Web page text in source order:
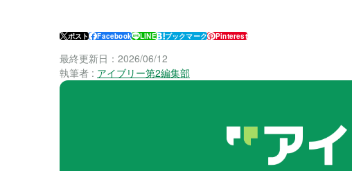
ポスト Facebook LINE ブックマーク Pinterest
最終更新日：2026/06/12
執筆者 : アイブリー第2編集部